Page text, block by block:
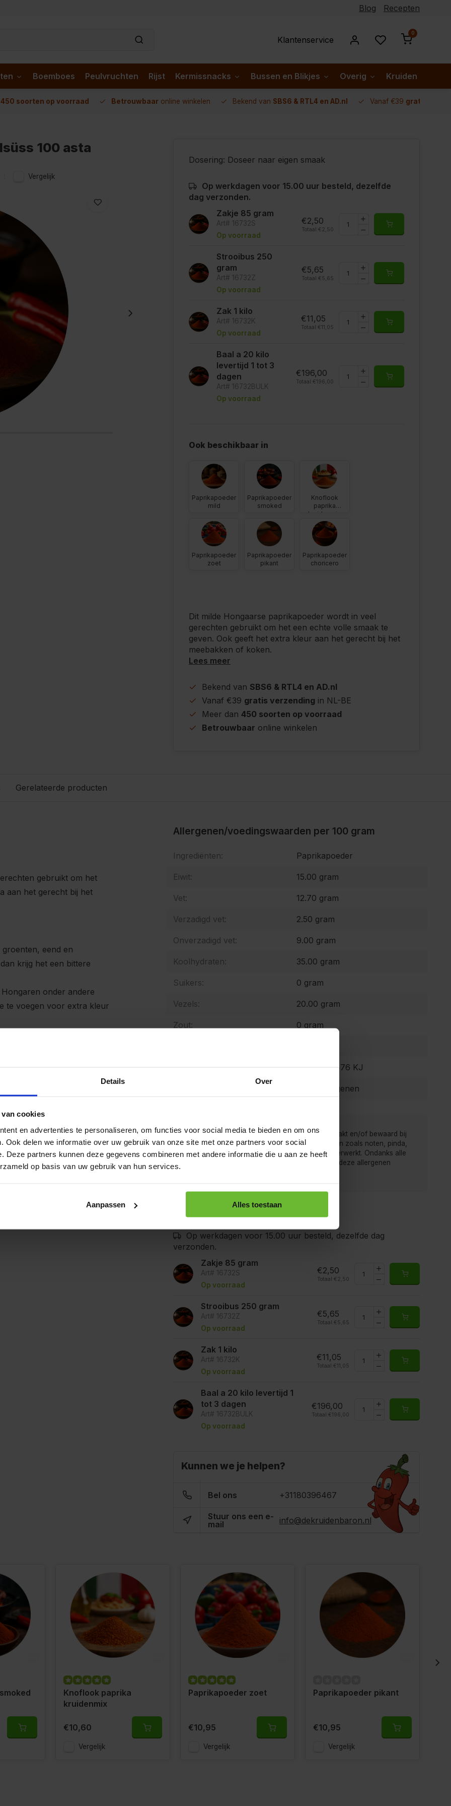
Details Over
cookies
en advertenties te personaliseren, om functies voor social media te bieden en om ons
Ook delen we informatie over uw gebruik van onze site met onze partners voor social
Deze partners kunnen deze gegevens combineren met andere informatie die u aan ze heeft
op basis van uw gebruik van hun services.
Aanpassen Alles toestaan
Blog Recepten
Klantenservice
0
Boemboes Peulvruchten Rijst Kermissnacks Bussen en Blikjes Overig Kruiden per
450 soorten op voorraad Betrouwbaar online winkelen Bekend van SBS6 & RTL4 en AD.nl Vanaf €39 gratis
100 asta
Vergelijk
Dosering: Doseer naar eigen smaak
Op werkdagen voor 15.00 uur besteld, dezelfde
dag verzonden.
Zakje 85 gram
Art# 16732S
Op voorraad
€2,50
Totaal: €2,50
Strooibus 250
gram
Art# 16732Z
Op voorraad
€5,65
Totaal: €5,65
Zak 1 kilo
Art# 16732K
Op voorraad
€11,05
Totaal: €11,05
Baal a 20 kilo
levertijd 1 tot 3
dagen
Art# 16732BULK
Op voorraad
€196,00
Totaal: €196,00
Ook beschikbaar in
Paprikapoeder
mild
Paprikapoeder
smoked
Knoflook
paprika
kruidenmix
Paprikapoeder
zoet
Paprikapoeder
pikant
Paprikapoeder
choricero
Dit milde Hongaarse paprikapoeder wordt in veel
gerechten gebruikt om het een echte volle smaak te
geven. Ook geeft het extra kleur aan het gerecht bij het
meebakken of koken.
Lees meer
Bekend van SBS6 & RTL4 en AD.nl
Vanaf €39 gratis verzending in NL-BE
Meer dan 450 soorten op voorraad
Betrouwbaar online winkelen
Gerelateerde producten
gebruikt om het
aan het gerecht bij het
eend en
krijg het een bittere
onder andere
te voegen voor extra kleur
Allergenen/voedingswaarden per 100 gram
Ingrediënten: Paprikapoeder
Eiwit: 15.00 gram
Vet: 12.70 gram
Verzadigd vet: 2.50 gram
Onverzadigd vet: 9.00 gram
Koolhydraten: 35.00 gram
Suikers: 0 gram
Vezels: 20.00 gram
Zout: 0 gram
353 Kcal 1476 KJ
Geen allergenen
De producten van de Kruidenbaron worden verpakt en/of bewaard bij
bedrijven waar men ook producten met allergenen zoals noten, pinda,
mosterd, selderij, gluten, sesam, soja en sulfiet verwerkt. Ondanks alle
goede voorzorgen is het mogelijk dat producten deze allergenen
Op werkdagen voor 15.00 uur besteld, dezelfde dag
verzonden.
Zakje 85 gram
Art# 16732S
Op voorraad
€2,50
Totaal: €2,50
Strooibus 250 gram
Art# 16732Z
Op voorraad
€5,65
Totaal: €5,65
Zak 1 kilo
Art# 16732K
Op voorraad
€11,05
Totaal: €11,05
Baal a 20 kilo levertijd 1
tot 3 dagen
Art# 16732BULK
Op voorraad
€196,00
Totaal: €196,00
Kunnen we je helpen?
Bel ons +31180396467
Stuur ons een e-
mail
info@dekruidenbaron.nl
Knoflook paprika
kruidenmix
€10,60
Vergelijk
Paprikapoeder zoet
€10,95
Vergelijk
Paprikapoeder pikant
€10,95
Vergelijk